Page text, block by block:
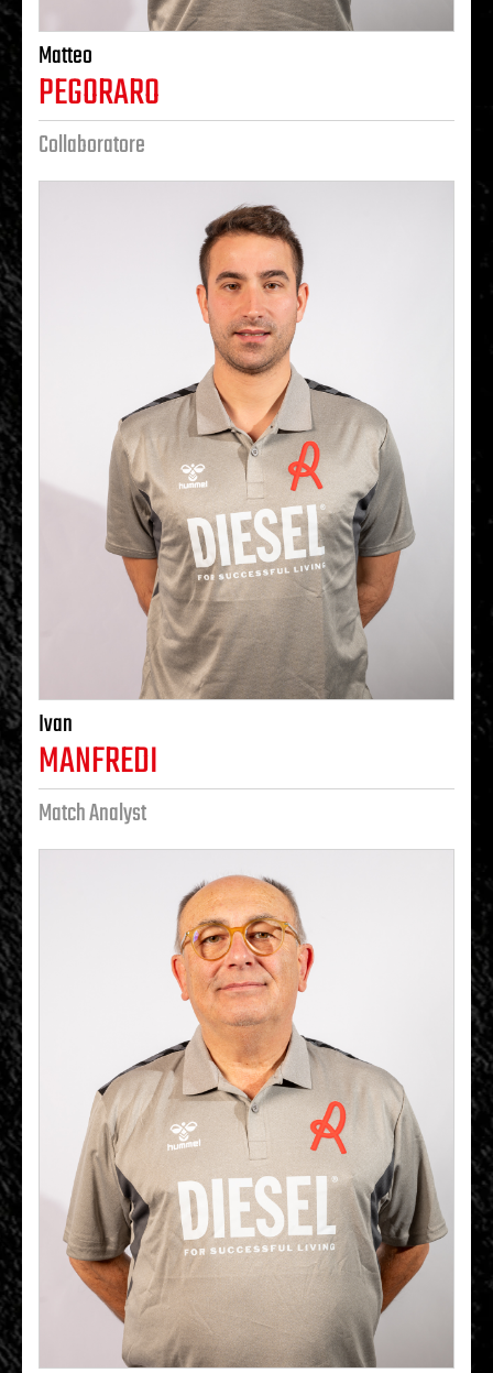
Matteo
PEGORARO
Collaboratore
Ivan
MANFREDI
Match Analyst